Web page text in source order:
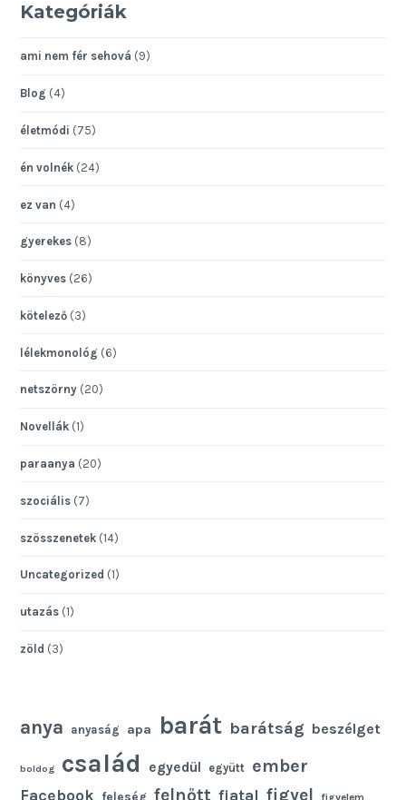
Kategóriák
ami nem fér sehová (9)
Blog (4)
életmódi (75)
én volnék (24)
ez van (4)
gyerekes (8)
könyves (26)
kötelező (3)
lélekmonológ (6)
netszörny (20)
Novellák (1)
paraanya (20)
szociális (7)
szösszenetek (14)
Uncategorized (1)
utazás (1)
zöld (3)
anya anyaság apa barát barátság beszélget
boldog család egyedül együtt ember
Facebook feleség felnőtt fiatal figyel figyelem